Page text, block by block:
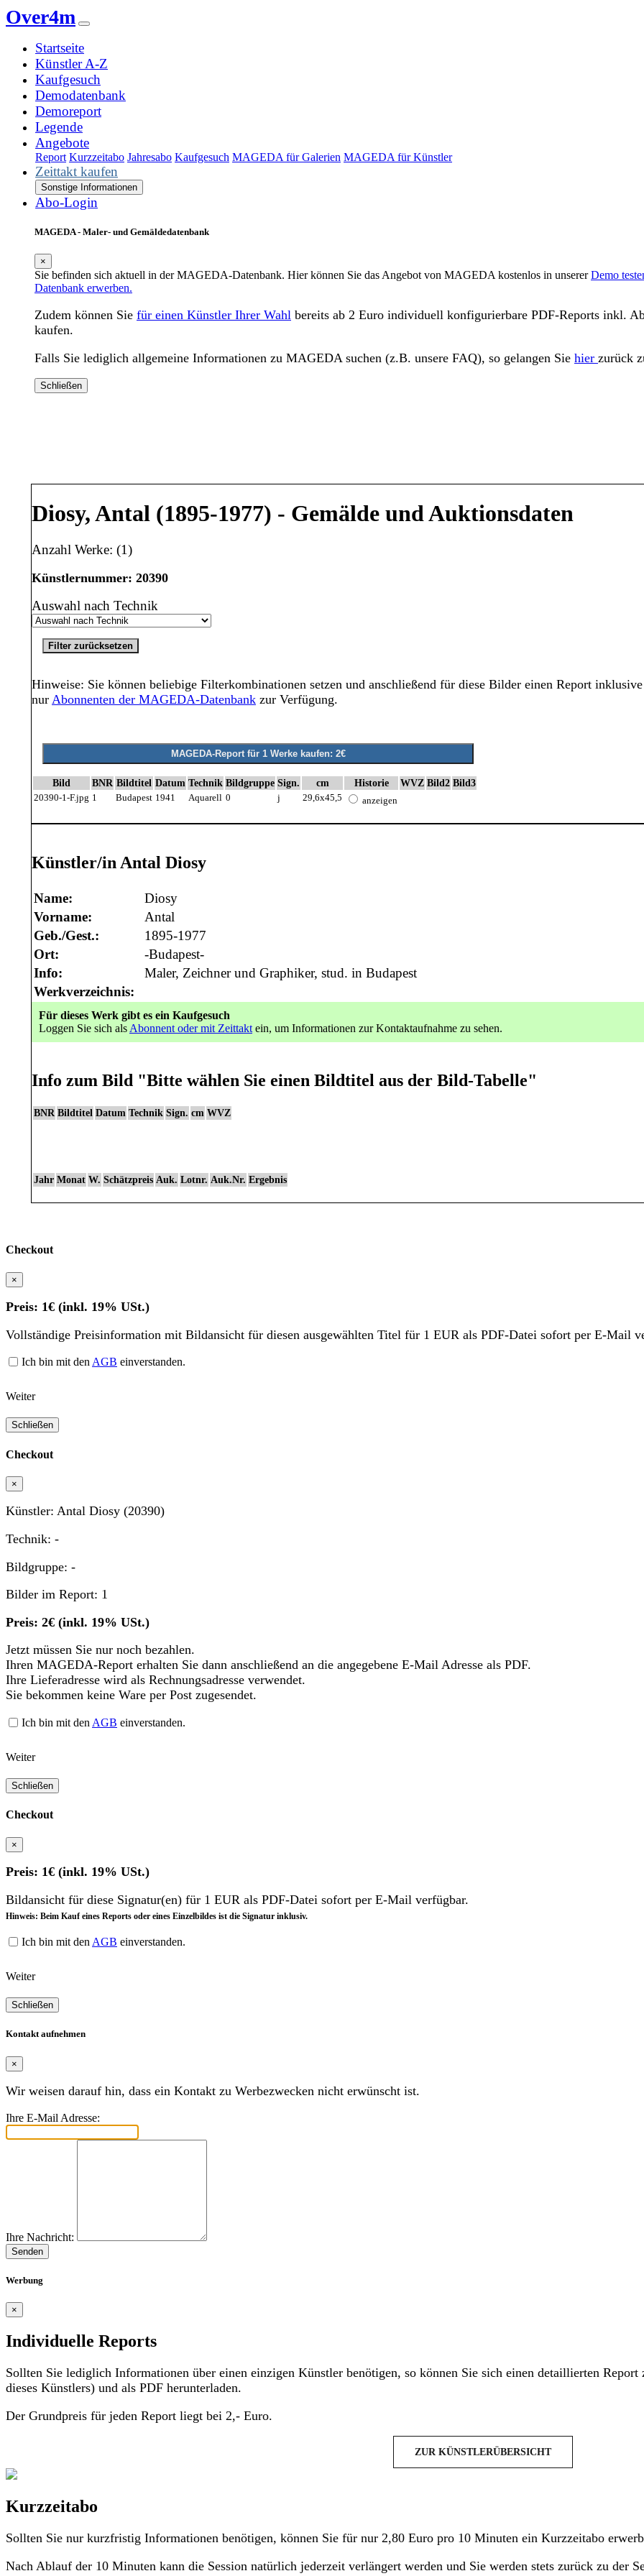
Over4m
Startseite
Künstler A-Z
Kaufgesuch
Demodatenbank
Demoreport
Legende
Angebote
Report Kurzzeitabo Jahresabo Kaufgesuch MAGEDA für Galerien MAGEDA für Künstler
Zeittakt kaufen
Sonstige Informationen
Abo-Login
MAGEDA - Maler- und Gemäldedatenbank
×
Sie befinden sich aktuell in der MAGEDA-Datenbank. Hier können Sie das Angebot von MAGEDA kostenlos in unsererDemo
Datenbank erwerben.
Zudem können Sie für einen Künstler Ihrer Wahl bereits ab 2 Euro individuell konfigurierbare PDF-Reports inkl.
kaufen.
Falls Sie lediglich allgemeine Informationen zu MAGEDA suchen (z.B. unsere FAQ), so gelangen Sie hier zurück
Schließen
Diosy, Antal (1895-1977) - Gemälde und Auktionsdaten
Anzahl Werke: (1)
Künstlernummer: 20390
Auswahl nach Technik
Hinweise: Sie können beliebige Filterkombinationen setzen und anschließend für diese Bilder einen Report
nur Abonnenten der MAGEDA-Datenbank zur Verfügung.
Bild BNR Bildtitel Datum Technik Bildgruppe Sign. cm Historie WVZ Bild2 Bild3
20390-1-F.jpg 1 Budapest 1941 Aquarell 0 j 29,6x45,5 anzeigen
Künstler/in Antal Diosy
Name:
Diosy
Vorname:
Antal
Geb./Gest.:
1895-1977
Ort:
-Budapest-
Info:
Maler, Zeichner und Graphiker, stud. in Budapest
Werkverzeichnis:
Für dieses Werk gibt es ein Kaufgesuch
Loggen Sie sich als Abonnent oder mit Zeittakt ein, um Informationen zur Kontaktaufnahme zu sehen.
Info zum Bild "Bitte wählen Sie einen Bildtitel aus der Bild-Tabelle"
BNR Bildtitel Datum Technik Sign. cm WVZ
Jahr Monat W. Schätzpreis Auk. Lotnr. Auk.Nr. Ergebnis
Checkout
×
Preis: 1€ (inkl. 19% USt.)
Vollständige Preisinformation mit Bildansicht für diesen ausgewählten Titel für 1 EUR als PDF-Datei sofort per E-Mail
Ich bin mit den AGB einverstanden.
Weiter
Schließen
Checkout
×
Künstler: Antal Diosy (20390)
Technik: -
Bildgruppe: -
Bilder im Report: 1
Preis: 2€ (inkl. 19% USt.)
Jetzt müssen Sie nur noch bezahlen.
Ihren MAGEDA-Report erhalten Sie dann anschließend an die angegebene E-Mail Adresse als PDF.
Ihre Lieferadresse wird als Rechnungsadresse verwendet.
Sie bekommen keine Ware per Post zugesendet.
Ich bin mit den AGB einverstanden.
Weiter
Schließen
Checkout
×
Preis: 1€ (inkl. 19% USt.)
Bildansicht für diese Signatur(en) für 1 EUR als PDF-Datei sofort per E-Mail verfügbar.
Hinweis: Beim Kauf eines Reports oder eines Einzelbildes ist die Signatur inklusiv.
Ich bin mit den AGB einverstanden.
Weiter
Schließen
Kontakt aufnehmen
×
Wir weisen darauf hin, dass ein Kontakt zu Werbezwecken nicht erwünscht ist.
Ihre E-Mail Adresse:
Ihre Nachricht:
Senden
Werbung
×
Individuelle Reports
Sollten Sie lediglich Informationen über einen einzigen Künstler benötigen, so können Sie sich einen detaillierten
dieses Künstlers) und als PDF herunterladen.
Der Grundpreis für jeden Report liegt bei 2,- Euro.
ZUR KÜNSTLERÜBERSICHT
Kurzzeitabo
Sollten Sie nur kurzfristig Informationen benötigen, können Sie für nur 2,80 Euro pro 10 Minuten ein Kurzzeitabo
Nach Ablauf der 10 Minuten kann die Session natürlich jederzeit verlängert werden und Sie werden stets zurück zu der